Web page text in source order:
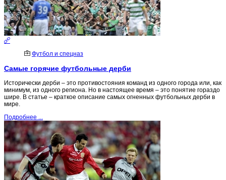
Футбол и спецназ
Самые горячие футбольные дерби
Исторически дерби – это противостояния команд из одного города или, как
минимум, из одного региона. Но в настоящее время – это понятие гораздо
шире. В статье – краткое описание самых огненных футбольных дерби в
мире.
Подробнее ...